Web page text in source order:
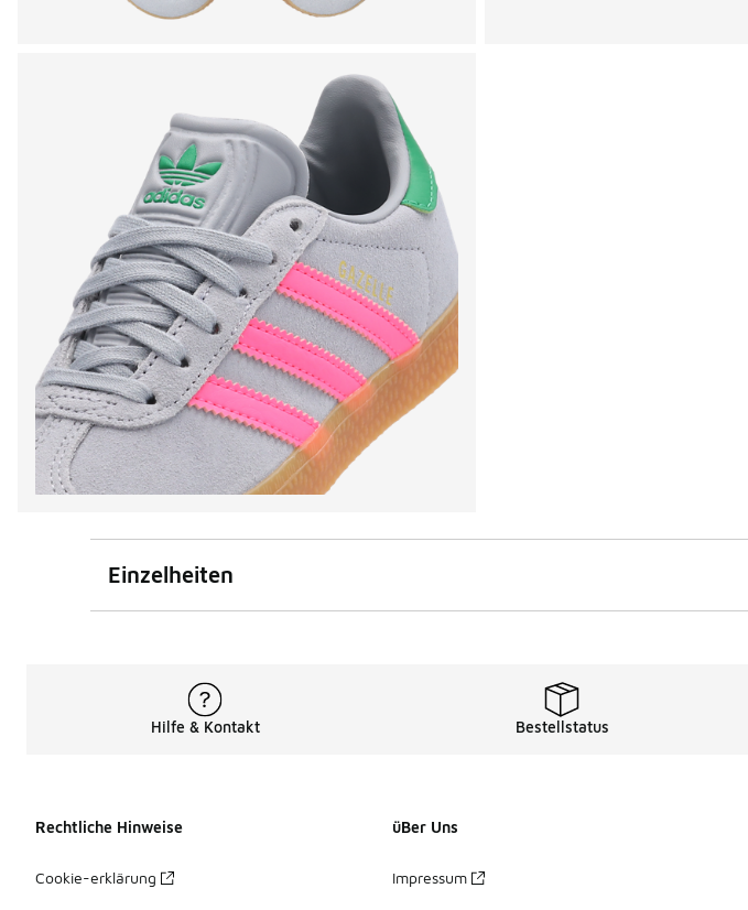
Einzelheiten
Hilfe & Kontakt Bestellstatus
Rechtliche Hinweise
Cookie-erklärung
üBer Uns
Impressum